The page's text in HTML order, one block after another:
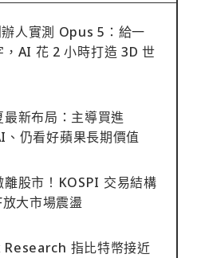
人實測 Opus 5：給一
，AI 花 2 小時打造 3D 世
最新布局：主導買進
仍看好蘋果長期價值
股市！KOSPI 交易結構
大市場震盪
Research 指比特幣接近